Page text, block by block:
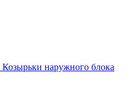
Козырьки наружного блока